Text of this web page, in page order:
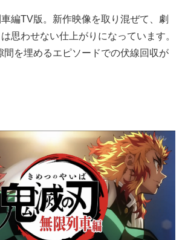
編TV版。新作映像を取り混ぜて、劇
思わせない仕上がりになっています。
間を埋めるエピソードでの伏線回収が